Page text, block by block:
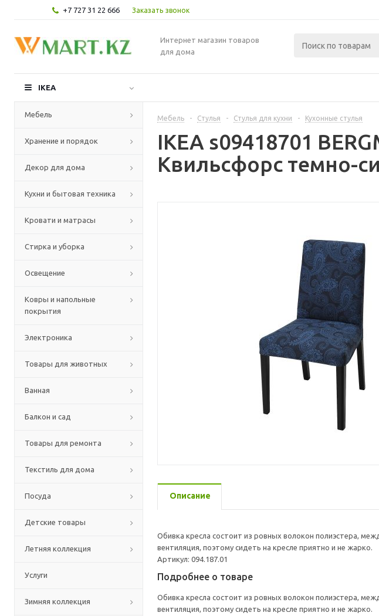
+7 727 31 22 666 Заказать звонок
Интернет магазин товаров
для дома
IKEA
Мебель
Хранение и порядок
Декор для дома
Кухни и бытовая техника
Кровати и матрасы
Стирка и уборка
Освещение
Ковры и напольные
покрытия
Электроника
Товары для животных
Ванная
Балкон и сад
Товары для ремонта
Текстиль для дома
Посуда
Детские товары
Летняя коллекция
Услуги
Зимняя коллекция
Мебель - Стулья - Стулья для кухни - Кухонные стулья
IKEA s09418701
Квильсфорс темно-
Описание
Обивка кресла состоит из ровных волокон полиэстера,
вентиляция, поэтому сидеть на кресле приятно и не жарко.
Артикул: 094.187.01
Подробнее о товаре
Обивка кресла состоит из ровных волокон полиэстера,
вентиляция, поэтому сидеть на кресле приятно и не жарко.